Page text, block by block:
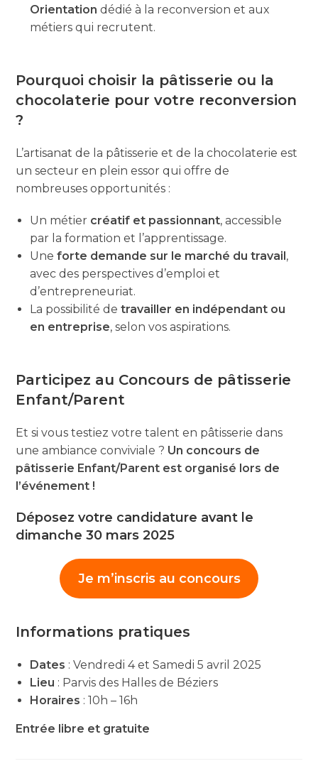
Orientation dédié à la reconversion et aux
métiers qui recrutent.
Pourquoi choisir la pâtisserie ou la
chocolaterie pour votre reconversion
?
L’artisanat de la pâtisserie et de la chocolaterie est
un secteur en plein essor qui offre de
nombreuses opportunités :
Un métier créatif et passionnant, accessible
par la formation et l’apprentissage.
Uneforte demande sur le marché du travail,
avec des perspectives d’emploi et
d’entrepreneuriat.
La possibilité detravailler en indépendant ou
en entreprise, selon vos aspirations.
Participez au Concours de pâtisserie
Enfant/Parent
Et si vous testiez votre talent en pâtisserie dans
une ambiance conviviale ? Un concours de
pâtisserie Enfant/Parent est organisé lors de
l’événement !
Déposez votre candidature avant le
dimanche 30 mars 2025
Je m’inscris au concours
Informations pratiques
Dates : Vendredi 4 et Samedi 5 avril 2025
Lieu : Parvis des Halles de Béziers
Horaires : 10h – 16h
Entrée libre et gratuite